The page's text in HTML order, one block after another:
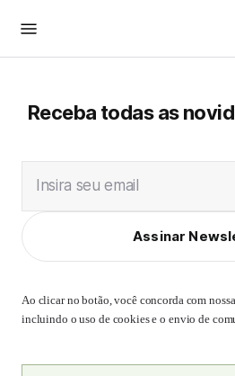
Receba todas as
Insira seu email
Assinar
Ao clicar no botão, você concorda com
incluindo o uso de cookies e o envio de